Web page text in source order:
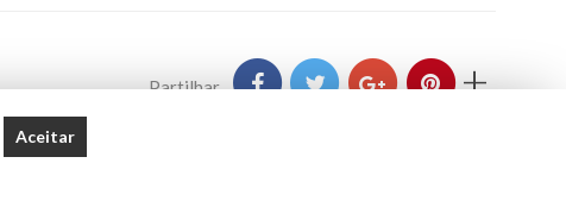
Partilhar +
Aceitar